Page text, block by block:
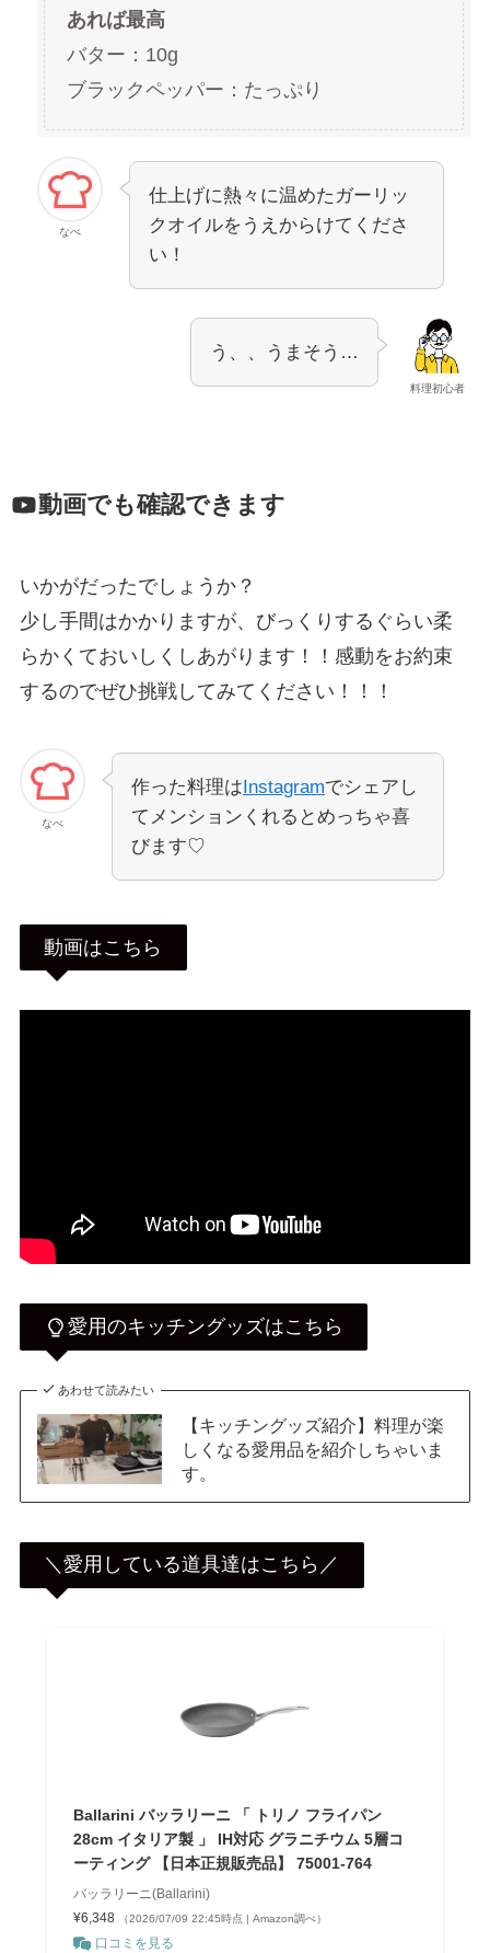
あれば最高
バター：10g
ブラックペッパー：たっぷり
なべ
仕上げに熱々に温めたガーリッ
クオイルをうえからけてくださ
い！
料理初心者
う、、うまそう…
動画でも確認できます
いかがだったでしょうか？
少し手間はかかりますが、びっくりするぐらい柔
らかくておいしくしあがります！！感動をお約束
するのでぜひ挑戦してみてください！！！
なべ
作った料理はInstagramでシェアし
てメンションくれるとめっちゃ喜
びます♡
動画はこちら
愛用のキッチングッズはこちら
あわせて読みたい
【キッチングッズ紹介】料理が楽
しくなる愛用品を紹介しちゃいま
す。
＼愛用している道具達はこちら／
Ballarini バッラリーニ 「 トリノ フライパン
28cm イタリア製 」 IH対応 グラニチウム 5層コ
ーティング 【日本正規販売品】 75001-764
バッラリーニ(Ballarini)
¥6,348
（2026/07/09 22:45時点 | Amazon調べ）
口コミを見る